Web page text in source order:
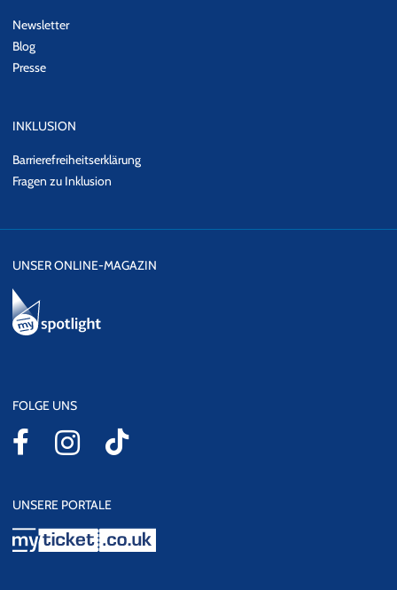
Newsletter
Blog
Presse
INKLUSION
Barrierefreiheitserklärung
Fragen zu Inklusion
UNSER ONLINE-MAGAZIN
FOLGE UNS
UNSERE PORTALE